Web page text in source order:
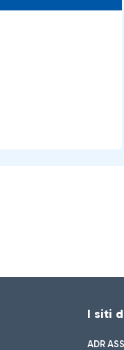
I siti
ADR